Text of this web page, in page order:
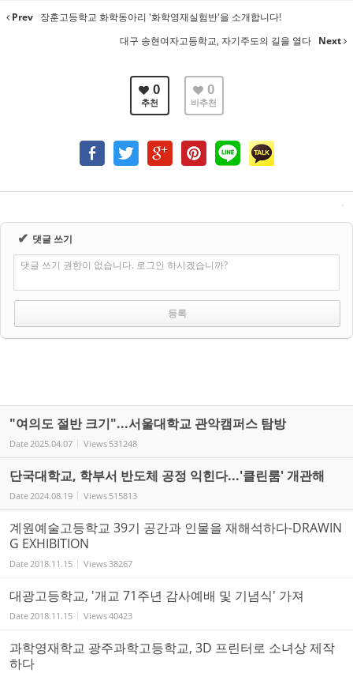
Prev 장훈고등학교 화학동아리 '화학영재실험반'을 소개합니다!
대구 송현여자고등학교, 자기주도의 길을 열다 Next
0
추천
0
비추천
✔ 댓글 쓰기
댓글 쓰기 권한이 없습니다. 로그인 하시겠습니까?
"여의도 절반 크기"...서울대학교 관악캠퍼스 탐방
Date 2025.04.07 Views 531248
단국대학교, 학부서 반도체 공정 익힌다...'클린룸' 개관해
Date 2024.08.19 Views 515813
계원예술고등학교 39기 공간과 인물을 재해석하다-DRAWIN
G EXHIBITION
Date 2018.11.15 Views 38267
대광고등학교, '개교 71주년 감사예배 및 기념식' 가져
Date 2018.11.15 Views40423
과학영재학교 광주과학고등학교, 3D 프린터로 소녀상 제작
하다